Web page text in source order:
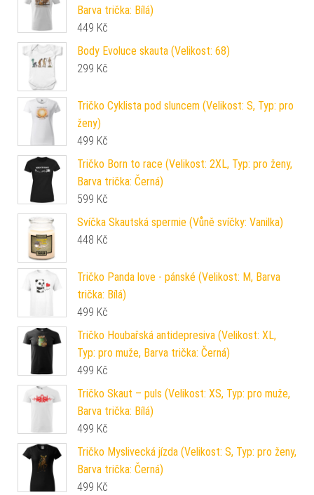
Barva trička: Bílá)
449 Kč
Body Evoluce skauta (Velikost: 68)
299 Kč
Tričko Cyklista pod sluncem (Velikost: S, Typ: pro
ženy)
499 Kč
Tričko Born to race (Velikost: 2XL, Typ: pro ženy,
Barva trička: Černá)
599 Kč
Svíčka Skautská spermie (Vůně svíčky: Vanilka)
448 Kč
Tričko Panda love - pánské (Velikost: M, Barva
trička: Bílá)
499 Kč
Tričko Houbařská antidepresiva (Velikost: XL,
Typ: pro muže, Barva trička: Černá)
499 Kč
Tričko Skaut – puls (Velikost: XS, Typ: pro muže,
Barva trička: Bílá)
499 Kč
Tričko Myslivecká jízda (Velikost: S, Typ: pro ženy,
Barva trička: Černá)
499 Kč